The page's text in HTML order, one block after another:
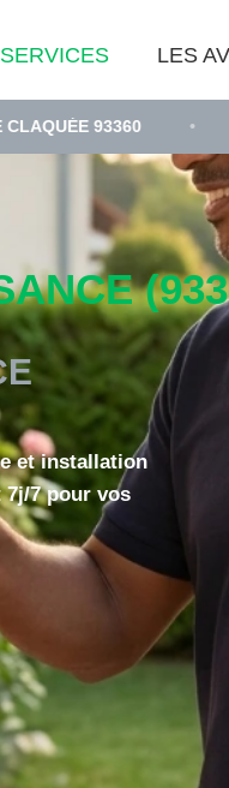
LES
•
et installation
7j/7 pour vos